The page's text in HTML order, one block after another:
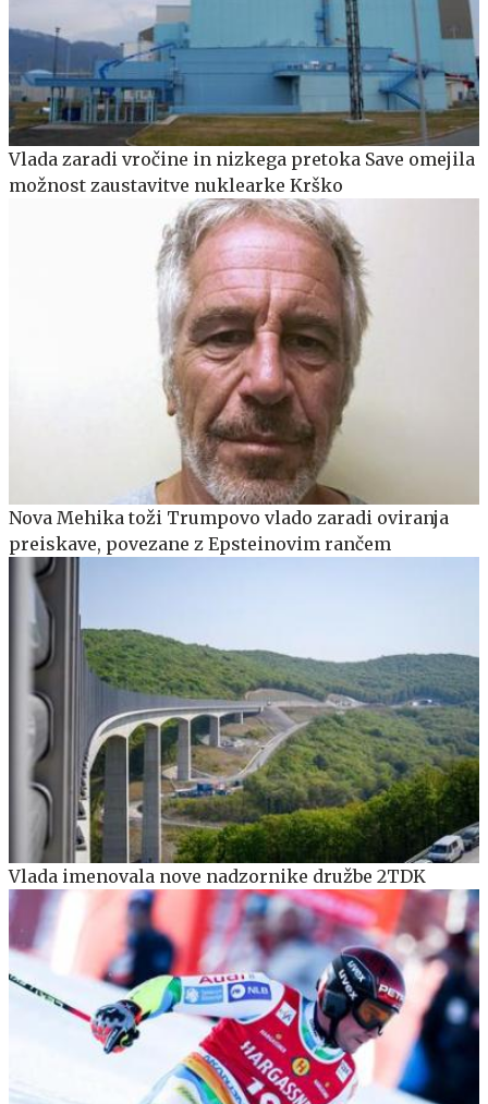
Vlada zaradi vročine in nizkega pretoka Save omejila
možnost zaustavitve nuklearke Krško
Nova Mehika toži Trumpovo vlado zaradi oviranja
preiskave, povezane z Epsteinovim rančem
Vlada imenovala nove nadzornike družbe 2TDK